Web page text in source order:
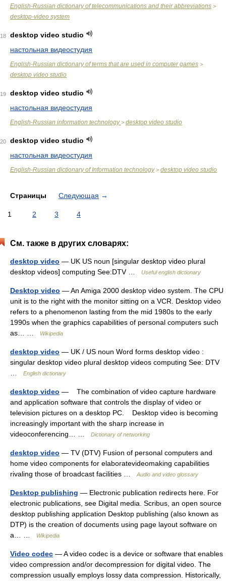
English-Russian dictionary of telecommunications and their abbreviations >
desktop-video system
18
desktop video studio
настольная видеостудия
English-Russian dictionary of terms that are used in computer games >
desktop video studio
19
desktop video studio
настольная видеостудия
English-Russian information technology> desktop video studio
20
desktop video studio
настольная видеостудия
English-Russian dictionary of Information technology> desktop video studio
Страницы Следующая →
1 2 3 4
См. также в других словарях:
desktop video — UK US noun [singular desktop video plural
desktop videos] computing See:DTV …
Useful english dictionary
Desktop video — An Amiga 2000 desktop video system. The CPU
unit is to the right with the monitor sitting on a VCR. Desktop video
refers to a phenomenon lasting from the mid 1980s to the early
1990s when the graphics capabilities of personal computers such
as… …
Wikipedia
desktop video — UK / US noun Word forms desktop video :
singular desktop video plural desktop videos computing See: DTV
English dictionary
desktop video — The combination of video capture hardware
and application software that controls the display of video or
television pictures on a desktop PC. Desktop video is becoming
increasingly important with the sharp increase in
videoconferencing… …
Dictionary of networking
desktop video — TV (DTV) Fusion of personal computers and
home video components for elaboratevideomaking capabilities
rivaling those of broadcast facilities …
Audio and video glossary
Desktop publishing — Electronic publication redirects here. For
electronic publications, see Digital media. Scribus, an open source
desktop publishing application Desktop publishing (also known as
DTP) is the creation of documents using page layout software on
a… …
Wikipedia
Video codec — A video codec is a device or software that enables
video compression and/or decompression for digital video. The
compression usually employs lossy data compression. Historically,